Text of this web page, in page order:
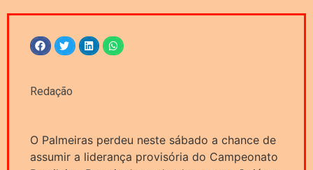
Redação
O Palmeiras perdeu neste sábado a chance de
assumir a liderança provisória do Campeonato